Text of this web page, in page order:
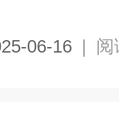
06-16 | 阅